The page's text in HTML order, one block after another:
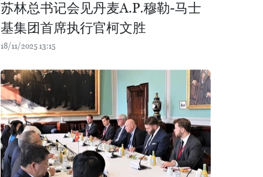
苏林总书记会见丹麦A.P.穆勒-马士
基集团首席执行官柯文胜
18/11/2025 13:15